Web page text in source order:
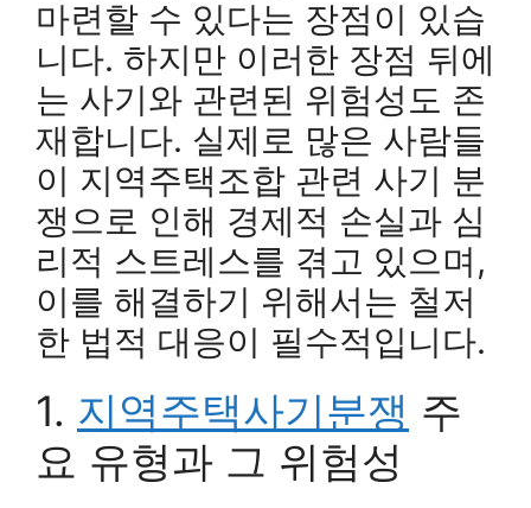
마련할 수 있다는 장점이 있습
니다. 하지만 이러한 장점 뒤에
는 사기와 관련된 위험성도 존
재합니다. 실제로 많은 사람들
이 지역주택조합 관련 사기 분
쟁으로 인해 경제적 손실과 심
리적 스트레스를 겪고 있으며,
이를 해결하기 위해서는 철저
한 법적 대응이 필수적입니다.
1. 지역주택사기분쟁 주
요 유형과 그 위험성